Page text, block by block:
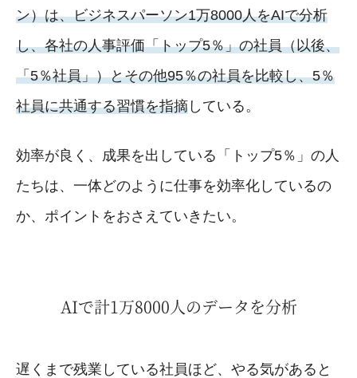
ン）は、ビジネスパーソン1万8000人をAIで分析
し、各社の人事評価「トップ5％」の社員（以後、
「5％社員」）とその他95％の社員を比較し、5％
社員に共通する習慣を指摘 している。
効率が良く、成果を出している「トップ5％」の人
たちは、一体どのように仕事を効率化しているの
か、ポイントをおさえていきたい。
AIで計1万8000人のデータを分析
遅くまで残業している社員ほど、やる気があると